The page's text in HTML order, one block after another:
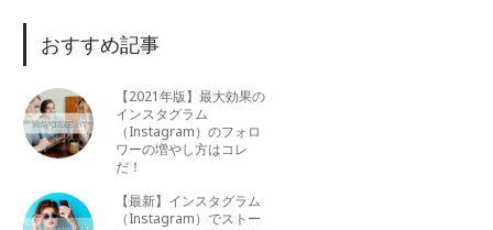
おすすめ記事
【2021年版】最大効果の
インスタグラム
（Instagram）のフォロ
ワーの増やし方はコレ
だ！
【最新】インスタグラム
（Instagram）でストー